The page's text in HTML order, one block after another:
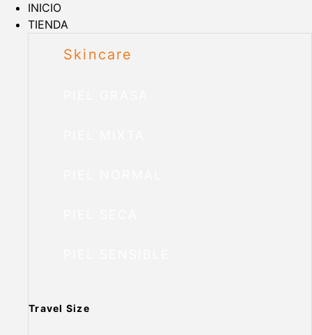
INICIO
TIENDA
Skincare
Travel Size